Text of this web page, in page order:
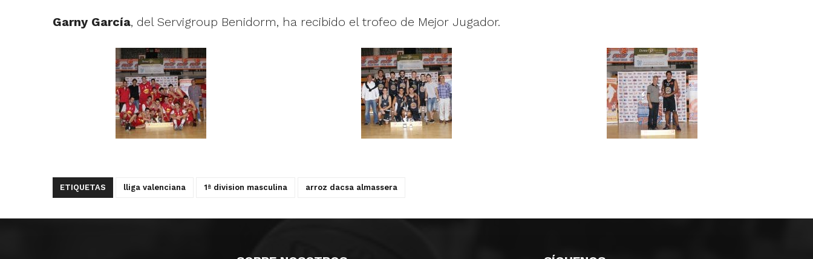
Garny García, del Servigroup Benidorm, ha recibido el trofeo de Mejor Jugador.
ETIQUETAS lliga valenciana 1ª division masculina arroz dacsa almassera